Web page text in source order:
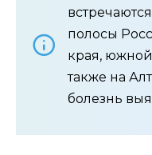
полосы
края,
также на
болезнь